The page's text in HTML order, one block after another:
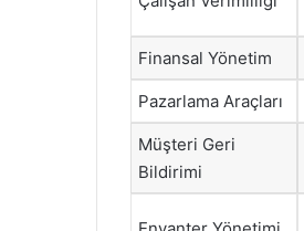
Finansal Yönetim
Pazarlama Araçları
Müşteri Geri
Bildirimi